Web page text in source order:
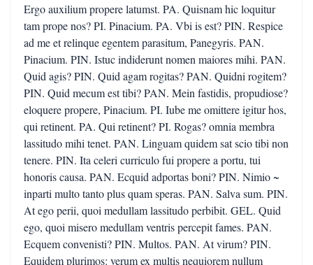
Ergo auxilium propere latumst. PA. Quisnam hic loquitur
tam prope nos? PI. Pinacium. PA. Vbi is est? PIN. Respice
ad me et relinque egentem parasitum, Panegyris. PAN.
Pinacium. PIN. Istuc indiderunt nomen maiores mihi. PAN.
Quid agis? PIN. Quid agam rogitas? PAN. Quidni rogitem?
PIN. Quid mecum est tibi? PAN. Mein fastidis, propudiose?
eloquere propere, Pinacium. PI. Iube me omittere igitur hos,
qui retinent. PA. Qui retinent? PI. Rogas? omnia membra
lassitudo mihi tenet. PAN. Linguam quidem sat scio tibi non
tenere. PIN. Ita celeri curriculo fui propere a portu, tui
honoris causa. PAN. Ecquid adportas boni? PIN. Nimio ~
inparti multo tanto plus quam speras. PAN. Salva sum. PIN.
At ego perii, quoi medullam lassitudo perbibit. GEL. Quid
ego, quoi misero medullam ventris percepit fames. PAN.
Ecquem convenisti? PIN. Multos. PAN. At virum? PIN.
Equidem plurimos: verum ex multis nequiorem nullum